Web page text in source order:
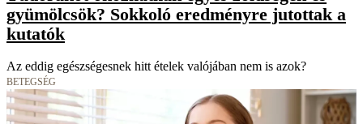
gyümölcsök? Sokkoló eredményre jutottak a
kutatók
Az eddig egészségesnek hitt ételek valójában nem is azok?
BETEGSÉG